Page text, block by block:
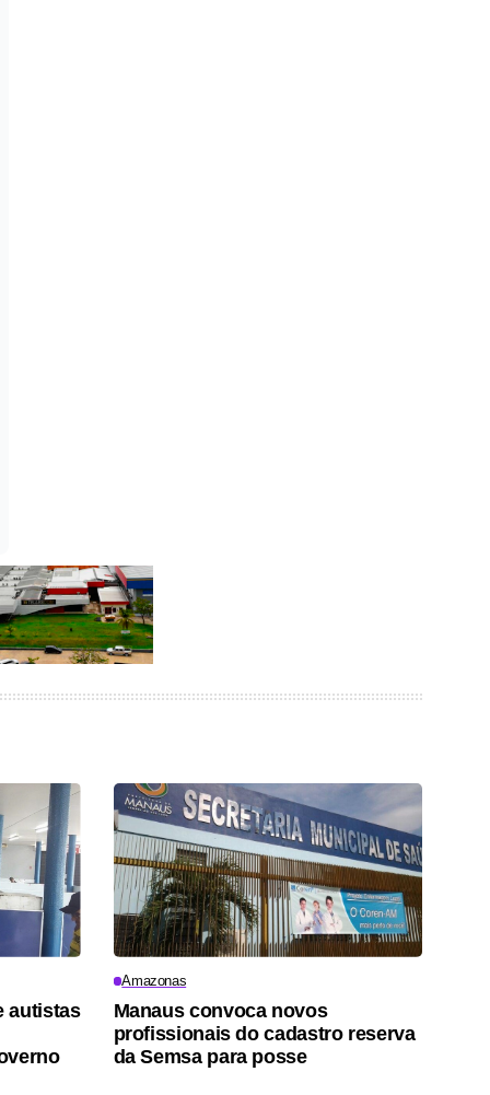
autistas
Amazonas
Manaus convoca novos
profissionais do cadastro reserva
da Semsa para posse